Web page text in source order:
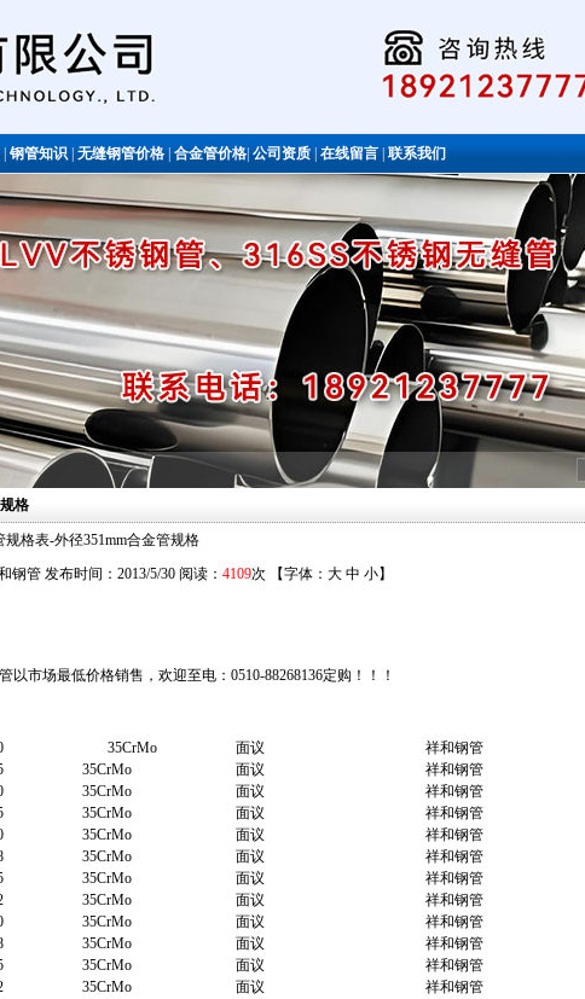
钢管知识无缝钢管价格合金管价格公司资质在线留言|联系我们
不锈钢管
格
格表-外径351mm合金管规格
钢管 发布时间：2013/5/30 阅读： 4109次 【字体： 大 中 小】
市场最低价格销售，欢迎至电：0510-88268136定购！！！
35CrMo 面议
祥和钢管
35CrMo 面议
祥和钢管
35CrMo 面议
祥和钢管
35CrMo 面议
祥和钢管
35CrMo 面议
祥和钢管
35CrMo 面议
祥和钢管
35CrMo 面议
祥和钢管
35CrMo 面议
祥和钢管
35CrMo 面议
祥和钢管
35CrMo 面议
祥和钢管
35CrMo 面议
祥和钢管
35CrMo 面议
祥和钢管